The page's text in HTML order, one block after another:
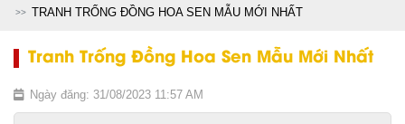
TRANH TRỐNG ĐỒNG HOA SEN MẪU MỚI NHẤT
Tranh Trống Đồng Hoa Sen Mẫu Mới Nhất
Ngày đăng: 31/08/2023 11:57 AM